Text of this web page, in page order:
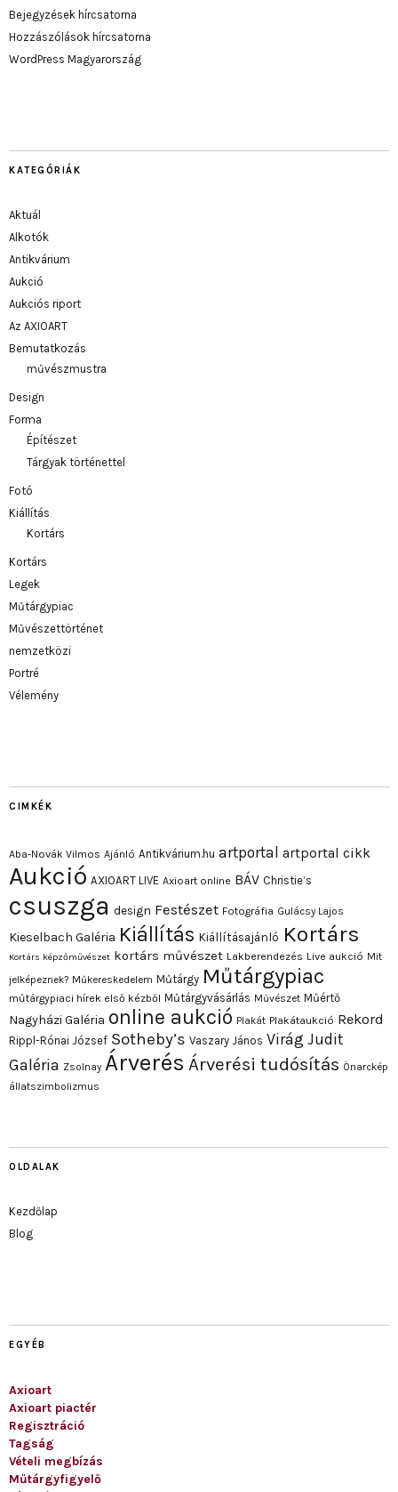
Bejegyzések hírcsatorna
Hozzászólások hírcsatorna
WordPress Magyarország
KATEGÓRIÁK
Aktuál
Alkotók
Antikvárium
Aukció
Aukciós riport
Az AXIOART
Bemutatkozás
művészmustra
Design
Forma
Építészet
Tárgyak történettel
Fotó
Kiállítás
Kortárs
Kortárs
Legek
Műtárgypiac
Művészettörténet
nemzetközi
Portré
Vélemény
CIMKÉK
Aba-Novák Vilmos Ajánló Antikvárium.hu artportal artportal cikk
Aukció AXIOART LIVE Axioart online BÁV Christie’s
csuszga design Festészet Fotográfia Gulácsy Lajos
Kieselbach Galéria Kiállítás Kiállításajánló Kortárs
Kortárs képzőművészet kortárs művészet Lakberendezés Live aukció Mit
jelképeznek? Műkereskedelem Műtárgy Műtárgypiac
műtárgypiaci hírek első kézből Műtárgyvásárlás Művészet Műértő
Nagyházi Galéria online aukció Plakát Plakátaukció Rekord
Rippl-Rónai József Sotheby’s Vaszary János Virág Judit
Galéria Zsolnay Árverés Árverési tudósítás Önarckép
állatszimbolizmus
OLDALAK
Kezdőlap
Blog
EGYÉB
Axioart
Axioart piactér
Regisztráció
Tagság
Vételi megbízás
Műtárgyfigyelő